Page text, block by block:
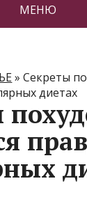
МЕНЮ
»Секреты
диетах